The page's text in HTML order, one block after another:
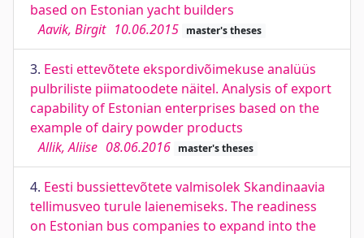
based on Estonian yacht builders
Aavik, Birgit 10.06.2015 master's theses
3. Eesti ettevõtete ekspordivõimekuse analüüs
pulbriliste piimatoodete näitel. Analysis of export
capability of Estonian enterprises based on the
example of dairy powder products
Allik, Aliise 08.06.2016 master's theses
4. Eesti bussiettevõtete valmisolek Skandinaavia
tellimusveo turule laienemiseks. The readiness
on Estonian bus companies to expand into the